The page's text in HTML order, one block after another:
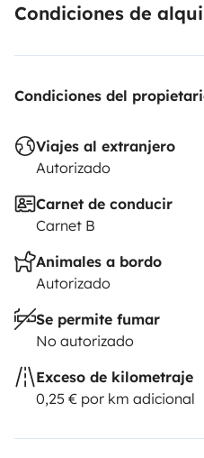
Condiciones de
Condiciones del
Viajes al extranjero
Autorizado
Carnet de conducir
Carnet B
Animales a bordo
Autorizado
Se permite fumar
No autorizado
Exceso de kilometraje
0,25 € por km adicional